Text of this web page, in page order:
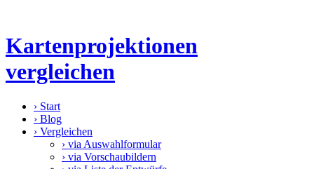
Kartenprojektionen
vergleichen
› Start
› Blog
› Vergleichen
› via Auswahlformular
› via Vorschaubildern